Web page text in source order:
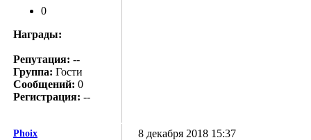
0
Награды:
Репутация: --
Группа: Гости
Сообщений: 0
Регистрация: --
Phoix 8 декабря 2018 15:37